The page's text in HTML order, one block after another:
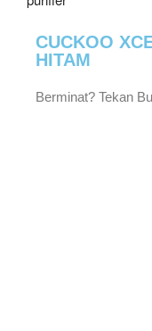
CUCKOO
HITAM
Berminat? Tekan